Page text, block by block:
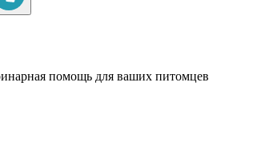
помощь для ваших питомцев